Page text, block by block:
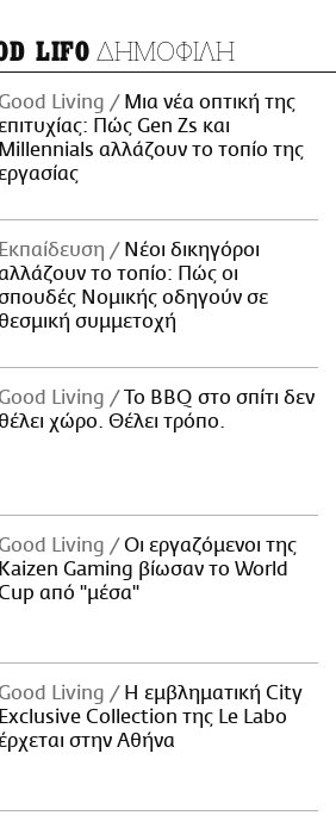
LIFO ΔΗΜΟΦΙΛΗ
Good Living
Μια νέα οπτική της
Πώς Gen Zs και
Millennials αλλάζουν το τοπίο της
Εκπαίδευση
Νέοι δικηγόροι
το τοπίο: Πώς οι
Νομικής οδηγούν σε
θεσμική συμμετοχή
Good Living
Το BBQ στο σπίτι δεν
θέλει χώρο. Θέλει τρόπο.
Good Living
Οι εργαζόμενοι της
Kaizen Gaming βίωσαν το World
από "μέσα"
Good Living
Η εμβληματική City
Exclusive Collection της Le Labo
στην Αθήνα